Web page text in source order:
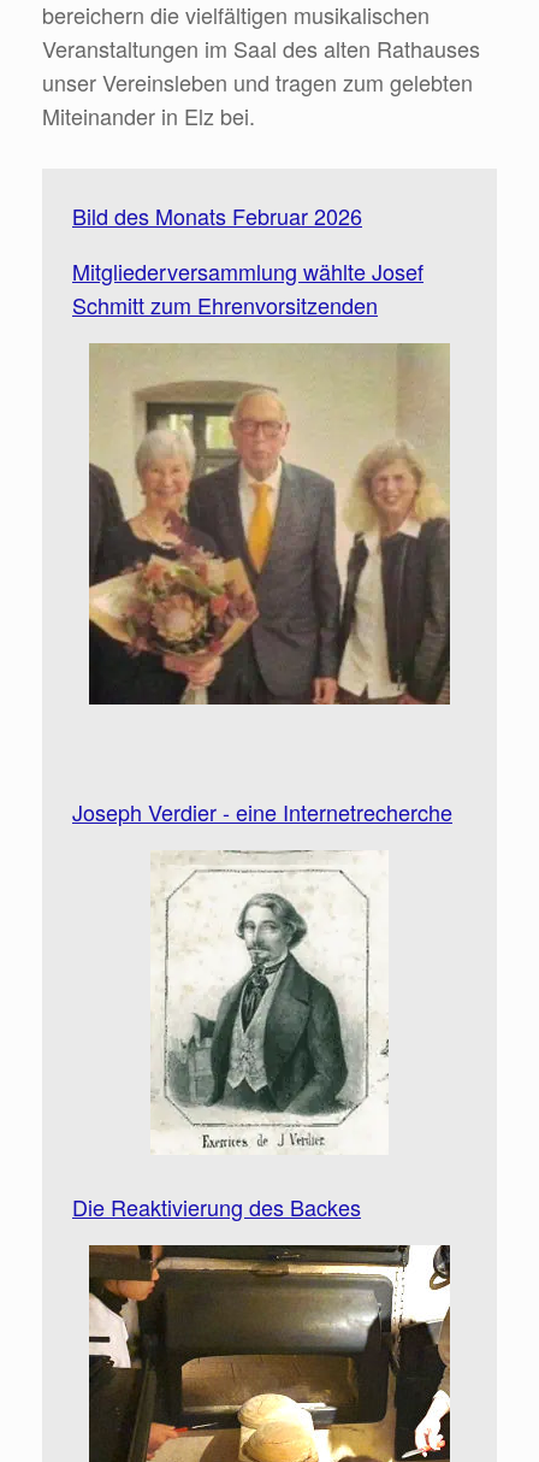
bereichern die vielfältigen musikalischen
Veranstaltungen im Saal des alten Rathauses
unser Vereinsleben und tragen zum gelebten
Miteinander in Elz bei.
Bild des Monats Februar 2026
Mitgliederversammlung wählte Josef
Schmitt zum Ehrenvorsitzenden
Joseph Verdier - eine Internetrecherche
Die Reaktivierung des Backes